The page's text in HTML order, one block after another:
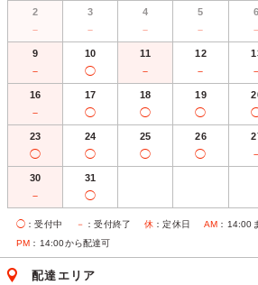
2
－
3
－
4
－
5
－
6
－
9
－
10
◯
11
－
12
－ －
16
－
17
◯
18
◯
19
◯
23
◯
24
◯
25
◯
26
◯ －
30
－
31
◯
◯ ：受付中 － ：受付終了 休 ：定休日 AM ：14:00
PM ：14:00から配達可
配達エリア